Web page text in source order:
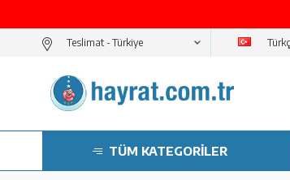
Teslimat -
TÜM KATEGORİLER